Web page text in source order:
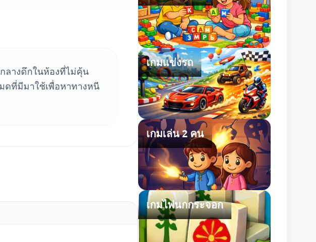
ลางดึกในห้องที่ไม่คุ้น
ดที่มีมาใช้เพื่อหาทางหนี
เกมแข่งรถ
เกมเล่น 2 คน
เกมไพ่นกกระจอก